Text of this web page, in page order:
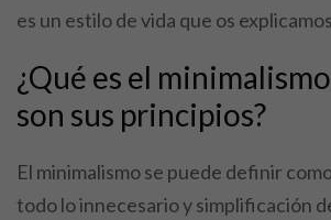
es un estilo de vida que os
¿Qué es el
son sus principios?
El minimalismo se puede definir
todo lo innecesario y simplificación